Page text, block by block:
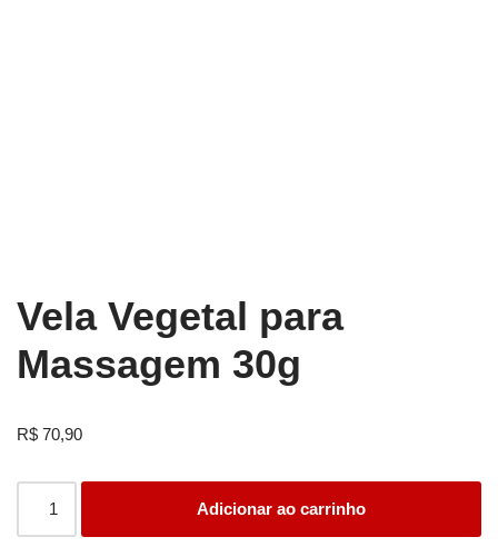
Vela Vegetal para
Massagem 30g
R$ 70,90
Adicionar ao carrinho